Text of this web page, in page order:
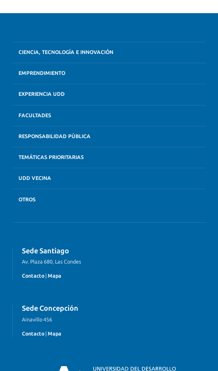
CIENCIA, TECNOLOGÍA E INNOVACIÓN
EMPRENDIMIENTO
EXPERIENCIA UDD
FACULTADES
RESPONSABILIDAD PÚBLICA
TEMÁTICAS PRIORITARIAS
UDD VECINA
OTROS
Sede Santiago
Av. Plaza 680, Las Condes
Contacto Mapa
Sede Concepción
Ainavillo 456
Contacto | Mapa